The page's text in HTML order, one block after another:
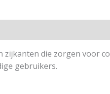
zijkanten die zorgen voor
gebruikers.